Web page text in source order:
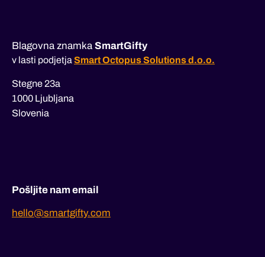
Blagovna znamka SmartGifty
v lasti podjetja Smart Octopus Solutions d.o.o.
Stegne 23a
1000 Ljubljana
Slovenia
Pošljite nam email
hello@smartgifty.com